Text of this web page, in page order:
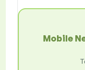
Mobile